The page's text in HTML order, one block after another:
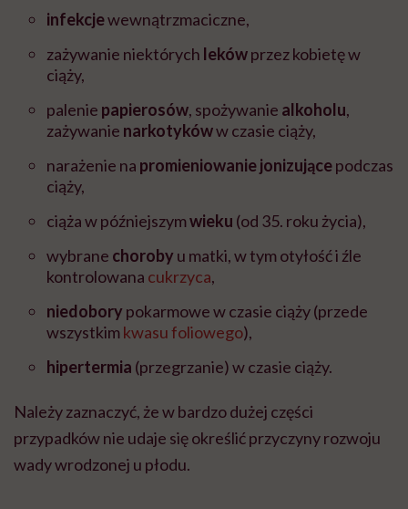
infekcjewewnątrzmaciczne,
zażywanie niektórych lekówprzez kobietę w
ciąży,
palenie papierosów, spożywanie alkoholu,
zażywanie narkotykóww czasie ciąży,
narażenie na promieniowanie jonizującepodczas
ciąży,
ciąża w późniejszymwieku (od 35. roku życia),
wybrane choroby u matki, w tym otyłość i źle
kontrolowana cukrzyca,
niedobory pokarmowe w czasie ciąży (przede
wszystkimkwasu foliowego),
hipertermia (przegrzanie) w czasie ciąży.
Należy zaznaczyć, że w bardzo dużej części
przypadków nie udaje się określić przyczyny rozwoju
wady wrodzonej u płodu.